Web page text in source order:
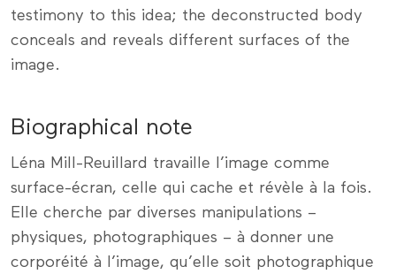
testimony to this idea; the deconstructed body
conceals and reveals different surfaces of the
image.
Biographical note
Léna Mill-Reuillard travaille l’image comme
surface-écran, celle qui cache et révèle à la fois.
Elle cherche par diverses manipulations –
physiques, photographiques – à donner une
corporéité à l’image, qu’elle soit photographique